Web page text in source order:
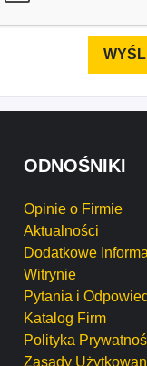
ODNOŚNIKI
Opinie o Firmie
Aktualności
Dodatkowe
Witrynie
Pytania i
Katalog Firm
Polityka
Zasady